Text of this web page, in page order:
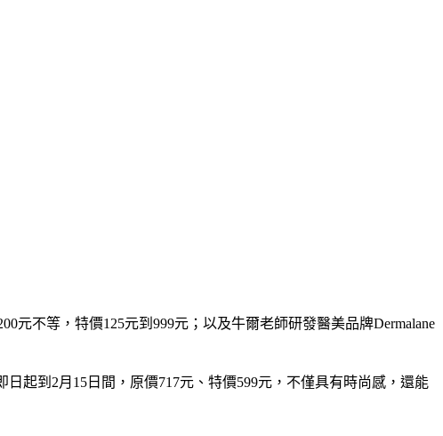
不等，特價125元到999元；以及牛爾老師研發醫美品牌Dermalane
起到2月15日間，原價717元、特價599元，不僅具有時尚感，還能